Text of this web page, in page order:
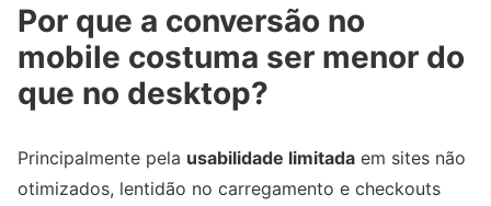
Por que a conversão no
mobile costuma ser menor do
que no desktop?
Principalmente pela usabilidade limitada em sites não
otimizados, lentidão no carregamento e checkouts